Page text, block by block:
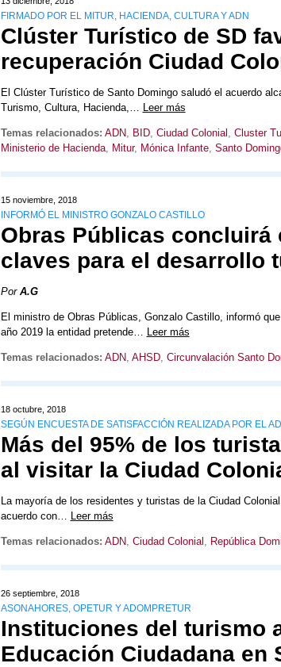
FIRMADO POR EL MITUR, HACIENDA, CULTURA Y ADN
Clúster Turístico de SD
recuperación Ciudad
El Clúster Turístico de Santo Domingo saludó el acuerdo
Turismo, Cultura, Hacienda,… Leer más
Temas relacionados: ADN, BID, Ciudad Colonial , Cluster
Ministerio de Hacienda, Mitur, Mónica Infante, Santo
15 noviembre, 2018
INFORMÓ EL MINISTRO GONZALO CASTILLO
Obras Públicas concluirá
claves para el desarrollo
Por A.G
El ministro de Obras Públicas, Gonzalo Castillo, informó
año 2019 la entidad pretende… Leer más
Temas relacionados: ADN, AHSD, Circunvalación Santo
18 octubre, 2018
SEGÚN ENCUESTA DE SATISFACCIÓN REALIZADA POR EL
Más del 95% de los
al visitar la Ciudad
La mayoría de los residentes y turistas de la Ciudad
acuerdo con… Leer más
Temas relacionados: ADN, Ciudad Colonial , República
26 septiembre, 2018
ASONAHORES, OPETUR Y ADOMPRETUR
Instituciones del turismo
Educación Ciudadana en